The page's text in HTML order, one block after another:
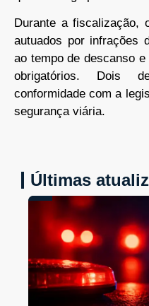
Durante a fiscalização,
autuados por infrações
ao tempo de descanso
obrigatórios. Dois
conformidade com a
segurança viária.
Últimas